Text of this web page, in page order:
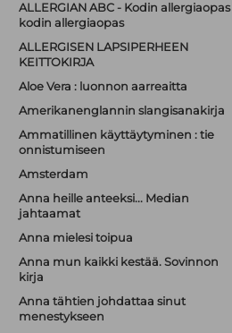
ALLERGIAN ABC - Kodin allergiaopas
kodin allergiaopas
ALLERGISEN LAPSIPERHEEN
KEITTOKIRJA
Aloe Vera : luonnon aarreaitta
Amerikanenglannin slangisanakirja
Ammatillinen käyttäytyminen : tie
onnistumiseen
Amsterdam
Anna heille anteeksi... Median
jahtaamat
Anna mielesi toipua
Anna mun kaikki kestää. Sovinnon
kirja
Anna tähtien johdattaa sinut
menestykseen